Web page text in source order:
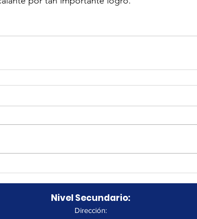
Nivel Secundario:
Dirección: